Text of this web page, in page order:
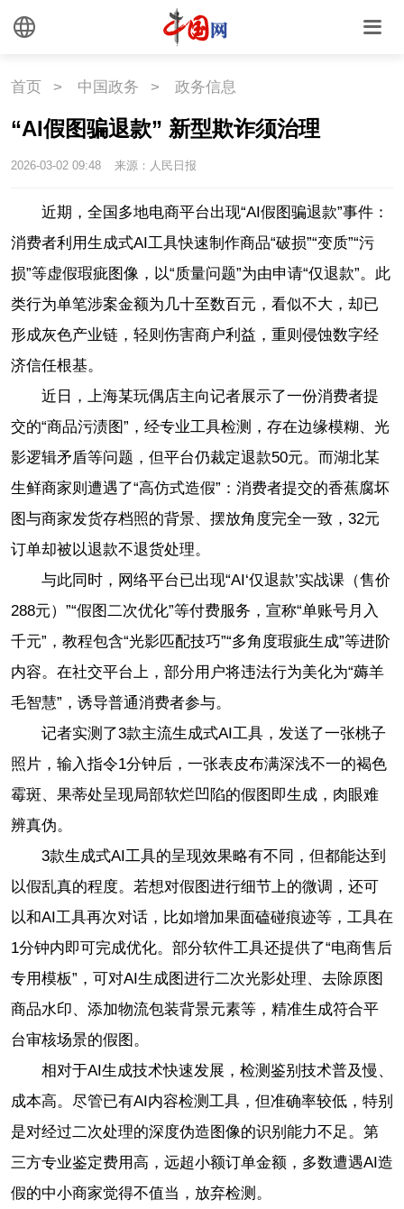
首页 > 中国政务 > 政务信息
“AI假图骗退款” 新型欺诈须治理
2026-03-02 09:48 来源：人民日报
近期，全国多地电商平台出现“AI假图骗退款”事件：
消费者利用生成式AI工具快速制作商品“破损”“变质”“污
损”等虚假瑕疵图像，以“质量问题”为由申请“仅退款”。此
类行为单笔涉案金额为几十至数百元，看似不大，却已
形成灰色产业链，轻则伤害商户利益，重则侵蚀数字经
济信任根基。
近日，上海某玩偶店主向记者展示了一份消费者提
交的“商品污渍图”，经专业工具检测，存在边缘模糊、光
影逻辑矛盾等问题，但平台仍裁定退款50元。而湖北某
生鲜商家则遭遇了“高仿式造假”：消费者提交的香蕉腐坏
图与商家发货存档照的背景、摆放角度完全一致，32元
订单却被以退款不退货处理。
与此同时，网络平台已出现“AI‘仅退款’实战课（售价
288元）”“假图二次优化”等付费服务，宣称“单账号月入
千元”，教程包含“光影匹配技巧”“多角度瑕疵生成”等进阶
内容。在社交平台上，部分用户将违法行为美化为“薅羊
毛智慧”，诱导普通消费者参与。
记者实测了3款主流生成式AI工具，发送了一张桃子
照片，输入指令1分钟后，一张表皮布满深浅不一的褐色
霉斑、果蒂处呈现局部软烂凹陷的假图即生成，肉眼难
辨真伪。
3款生成式AI工具的呈现效果略有不同，但都能达到
以假乱真的程度。若想对假图进行细节上的微调，还可
以和AI工具再次对话，比如增加果面磕碰痕迹等，工具在
1分钟内即可完成优化。部分软件工具还提供了“电商售后
专用模板”，可对AI生成图进行二次光影处理、去除原图
商品水印、添加物流包装背景元素等，精准生成符合平
台审核场景的假图。
相对于AI生成技术快速发展，检测鉴别技术普及慢、
成本高。尽管已有AI内容检测工具，但准确率较低，特别
是对经过二次处理的深度伪造图像的识别能力不足。第
三方专业鉴定费用高，远超小额订单金额，多数遭遇AI造
假的中小商家觉得不值当，放弃检测。